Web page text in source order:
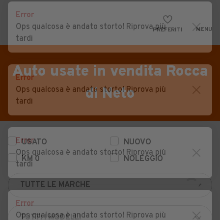
PREFERITI MENU
CERCA
Auto
Auto usate
Auto Km 0
Auto Nuove
Noleggio a lungo termine
Auto d'epoca
Moto
Camper
VENDI
MAGAZINE
ACCEDI
Auto usate in vendita Rocca
di Neto
USATO
NUOVO
KM 0
NOLEGGIO
Error
Ops qualcosa è andato storto! Riprova più
tardi
Error
Ops qualcosa è andato storto! Riprova più
tardi
Error
Ops qualcosa è andato storto! Riprova più
tardi
Error
Ops qualcosa è andato storto! Riprova più